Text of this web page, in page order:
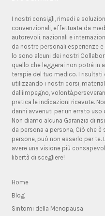
I nostri consigli, rimedi e
convenzionali, effettuate da
autorevoli, nazionali e
da nostre personali esperienze
lo sono alcuni dei nostri
quello che leggerai non potrà
terapie del tuo medico. I
utilizzando i nostri corsi,
dallíimpegno,
pratica le indicazioni ricevute.
danni avvenuti per un errato
Non diamo alcuna Garanzia di
da persona a persona, Ciò che
persone, può non esserlo per
avere una visione più
libertà di scegliere!
Home
Blog
Sintomi della Menopausa